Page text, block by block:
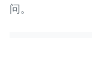
问。